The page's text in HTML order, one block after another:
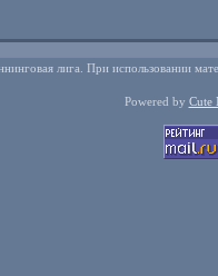
лига. При использовании
Powered by Cute